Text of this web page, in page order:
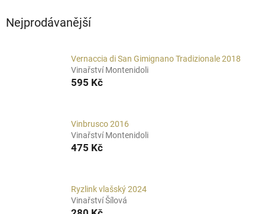
Nejprodávanější
Vernaccia di San Gimignano Tradizionale 2018
Vinařství Montenidoli
595 Kč
Vinbrusco 2016
Vinařství Montenidoli
475 Kč
Ryzlink vlašský 2024
Vinařství Šílová